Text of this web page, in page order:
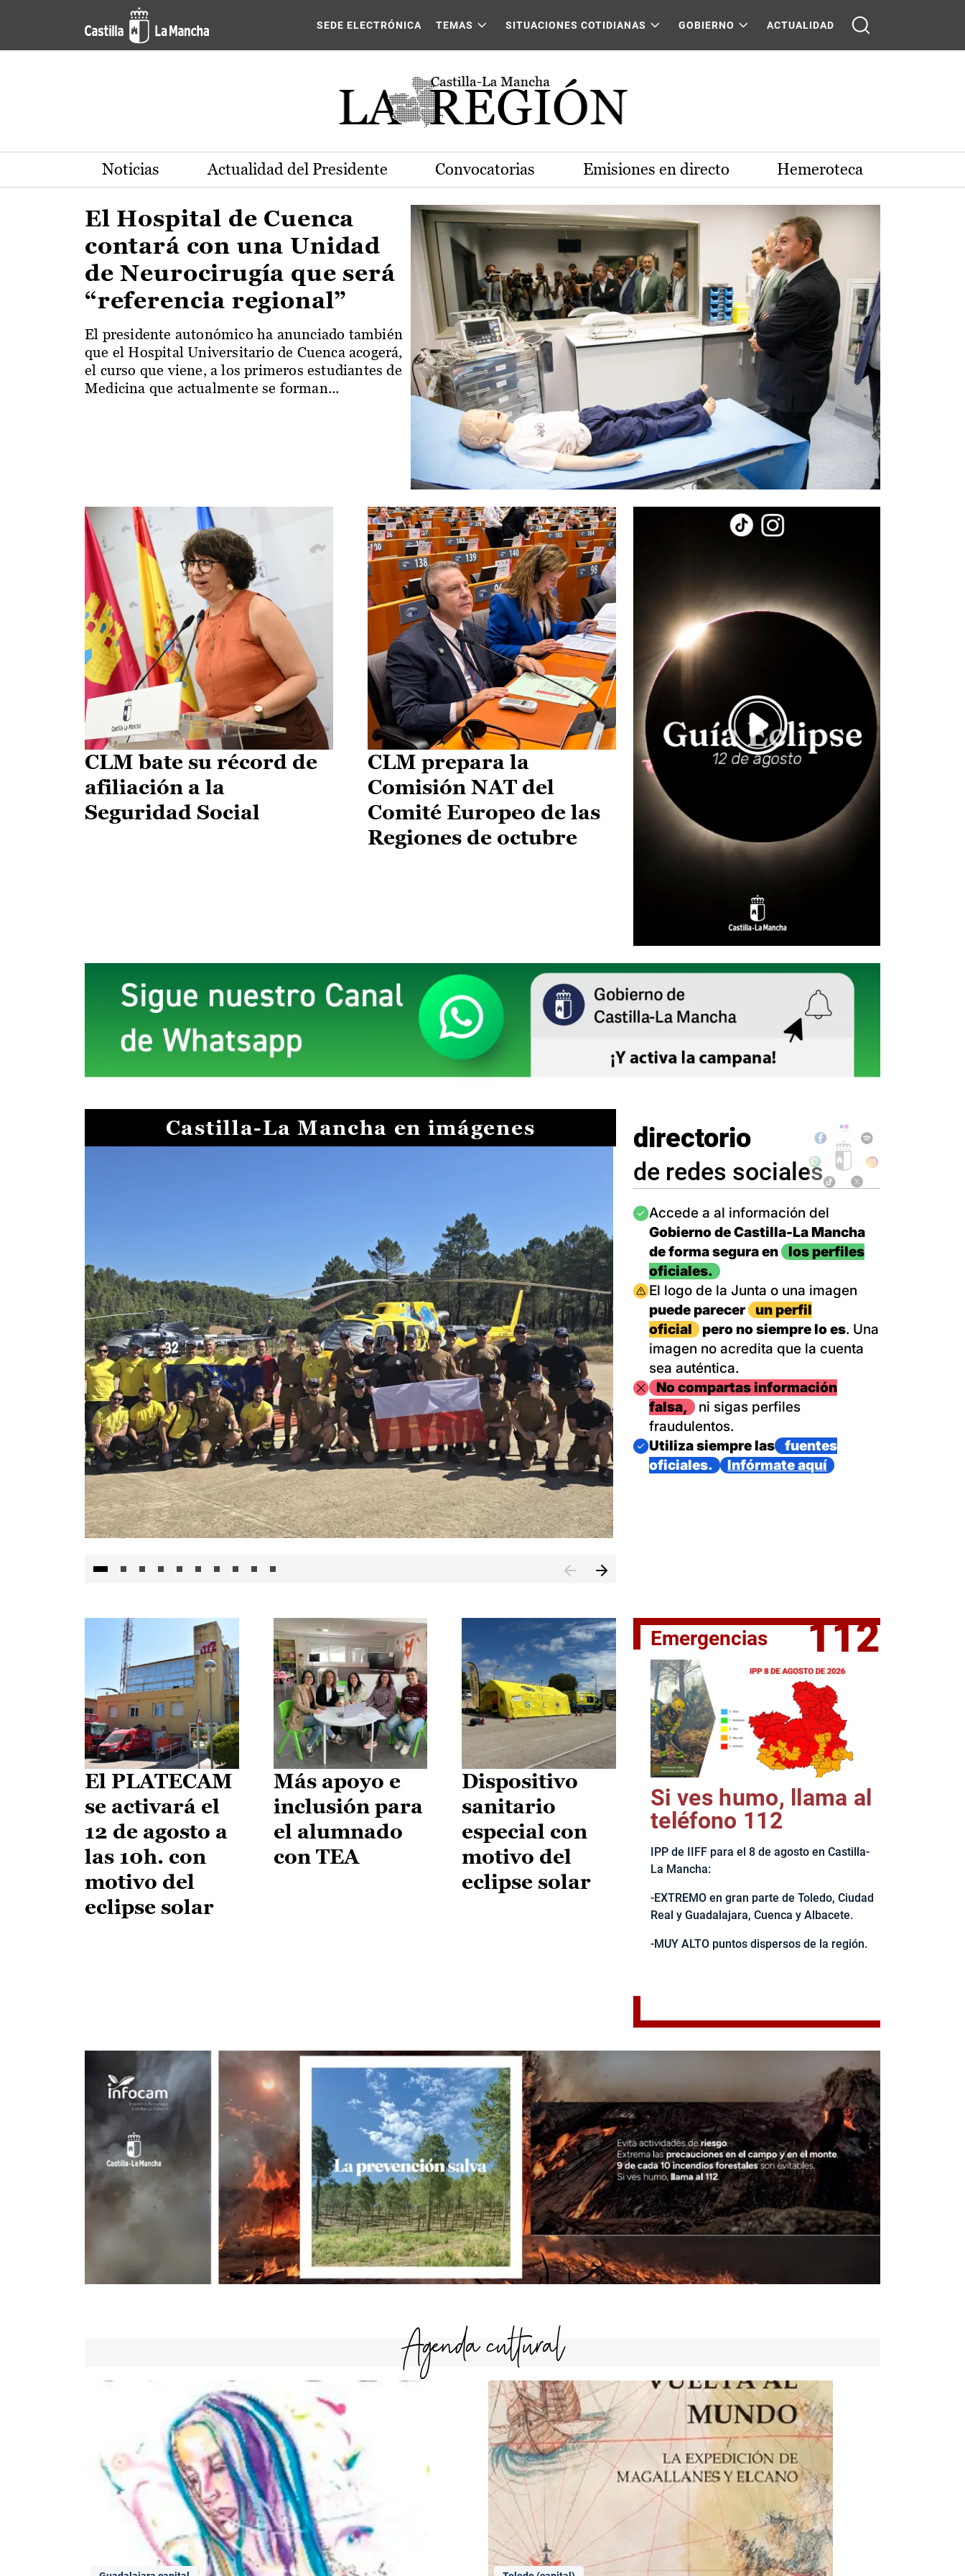
Pasar al contenido principal
Actualidad de la región de Castilla-La Mancha
SEDE ELECTRÓNICA TEMAS SITUACIONES COTIDIANAS GOBIERNO ACTUALIDAD
Noticias Actualidad del Presidente Convocatorias Emisiones en directo Hemeroteca
El Hospital de Cuenca
contará con una Unidad
de Neurocirugía que será
“referencia regional”
El presidente autonómico ha anunciado también
que el Hospital Universitario de Cuenca acogerá,
el curso que viene, a los primeros estudiantes de
Medicina que actualmente se forman...
CLM bate su récord de
afiliación a la
Seguridad Social
CLM prepara la
Comisión NAT del
Comité Europeo de las
Regiones de octubre
Castilla-La Mancha en imágenes
II Vuelta Ciclista CLM LEADER
directorio
de redes sociales
Imagen
Accede a al información del
Gobierno de Castilla-La Mancha
de forma segura en
los perfiles
oficiales.
Imagen
El logo de la Junta o una imagen
puede parecer
un perfil
oficial
pero no siempre lo es. Una
imagen no acredita que la cuenta
sea auténtica.
ImagenNo compartas información
falsa,
ni sigas perfiles
fraudulentos.
Imagen
Utiliza siempre las
fuentes
oficiales.
Infórmate aquí
El PLATECAM
se activará el
12 de agosto a
las 10h. con
motivo del
eclipse solar
Más apoyo e
inclusión para
el alumnado
con TEA
Dispositivo
sanitario
especial con
motivo del
eclipse solar
Emergencias 112
Si ves humo, llama al
teléfono 112
IPP de IIFF para el 8 de agosto en Castilla-
La Mancha:
-EXTREMO en gran parte de Toledo, Ciudad
Real y Guadalajara, Cuenca y Albacete.
-MUY ALTO puntos dispersos de la región.
Agenda cultural